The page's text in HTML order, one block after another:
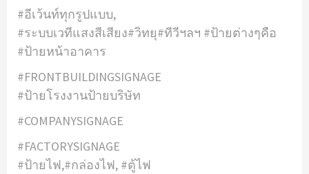
#อีเว้นท์ทุกรูปแบบ,
#ระบบเวทีแสงสีเสียง#วิทยุ#ทีวีฯลฯ #ป้ายต่างๆคือ
#ป้ายหน้าอาคาร
#FRONTBUILDINGSIGNAGE
#ป้ายโรงงานป้ายบริษัท
#COMPANYSIGNAGE
#FACTORYSIGNAGE
#ป้ายไฟ,#กล่องไฟ, #ตู้ไฟ